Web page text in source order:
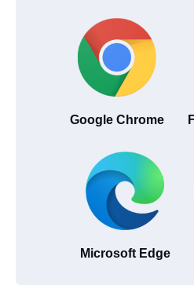
Google Chrome
Microsoft Edge